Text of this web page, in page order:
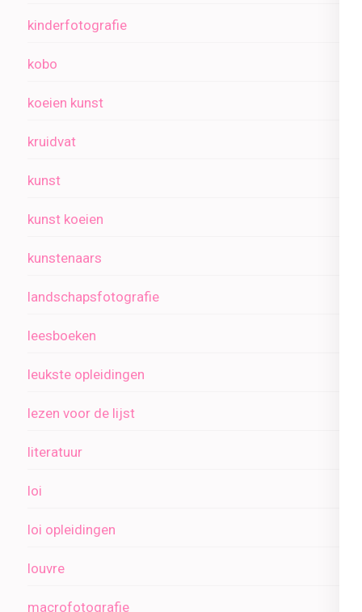
kinderfotografie
kobo
koeien kunst
kruidvat
kunst
kunst koeien
kunstenaars
landschapsfotografie
leesboeken
leukste opleidingen
lezen voor de lijst
literatuur
loi
loi opleidingen
louvre
macrofotografie